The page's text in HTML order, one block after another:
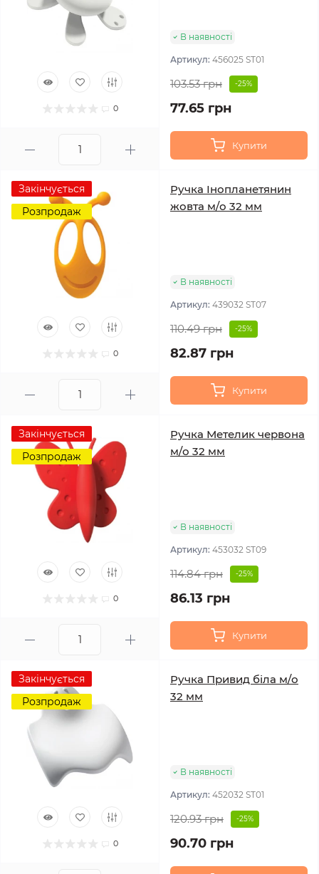
0
В наявності
Артикул: 456025 ST01
103.53 грн -25%
77.65 грн
Купити
Закінчується
Розпродаж
0
Ручка Інопланетянин
жовта м/о 32 мм
В наявності
Артикул: 439032 ST07
110.49 грн -25%
82.87 грн
Купити
Закінчується
Розпродаж
0
Ручка Метелик червона
м/о 32 мм
В наявності
Артикул: 453032 ST09
114.84 грн -25%
86.13 грн
Купити
Закінчується
Розпродаж
0
Ручка Привид біла м/о
32 мм
В наявності
Артикул: 452032 ST01
120.93 грн -25%
90.70 грн